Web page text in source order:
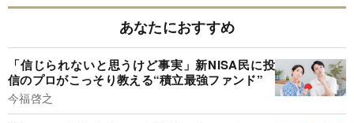
あなたにおすすめ
「信じられないと思うけど事実」新NISA民に投
信のプロがこっそり教える“積立最強ファンド”
今福啓之